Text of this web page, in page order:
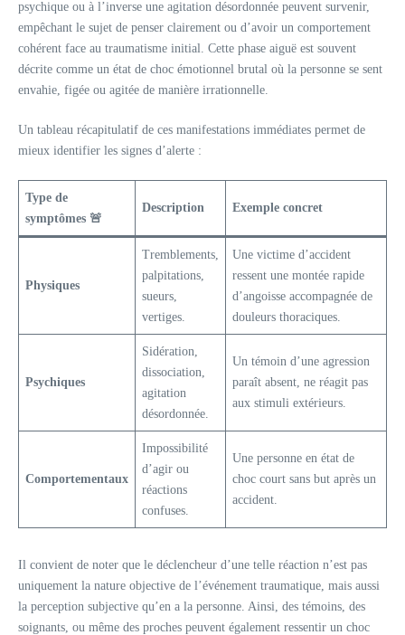
psychique ou à l’inverse une agitation désordonnée peuvent survenir,
empêchant le sujet de penser clairement ou d’avoir un comportement
cohérent face au traumatisme initial. Cette phase aiguë est souvent
décrite comme un état de choc émotionnel brutal où la personne se sent
envahie, figée ou agitée de manière irrationnelle.
Un tableau récapitulatif de ces manifestations immédiates permet de
mieux identifier les signes d’alerte :
Type de
symptômes 🚨
Description Exemple concret
Physiques
Tremblements,
palpitations,
sueurs,
vertiges.
Une victime d’accident
ressent une montée rapide
d’angoisse accompagnée de
douleurs thoraciques.
Psychiques
Sidération,
dissociation,
agitation
désordonnée.
Un témoin d’une agression
paraît absent, ne réagit pas
aux stimuli extérieurs.
Comportementaux
Impossibilité
d’agir ou
réactions
confuses.
Une personne en état de
choc court sans but après un
accident.
Il convient de noter que le déclencheur d’une telle réaction n’est pas
uniquement la nature objective de l’événement traumatique, mais aussi
la perception subjective qu’en a la personne. Ainsi, des témoins, des
soignants, ou même des proches peuvent également ressentir un choc